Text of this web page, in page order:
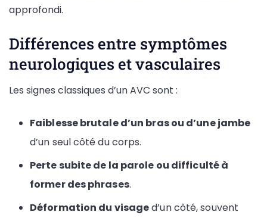
approfondi.
Différences entre symptômes
neurologiques et vasculaires
Les signes classiques d’un AVC sont :
Faiblesse brutale d’un bras ou d’une jambe
d’un seul côté du corps.
Perte subite de la parole ou difficulté à
former des phrases.
Déformation du visaged’un côté, souvent